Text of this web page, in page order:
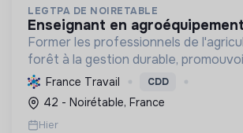
LEGTPA DE NOIRETABLE
enseignant en
Former les professionnels de
forêt à la gestion durable,
l'agroécologie et l'écoresponsabilité
pédagogie pratique, pour des
la transition.
France Travail CDD
42 - Noirétable, France
Hier